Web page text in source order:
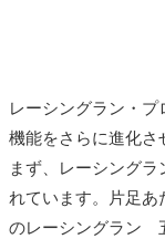
レーシングラン・
機能をさらに進化さ
まず、レーシング
れています。片足
のレーシングラン